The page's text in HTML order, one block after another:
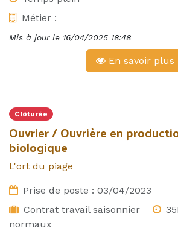
Métier :
Mis à jour le 16/04/2025 18:48
En savoir plus
Clôturée
Ouvrier / Ouvrière en
biologique
L'ort du piage
Prise de poste : 03/04/2023
Contrat travail saisonnier
normaux